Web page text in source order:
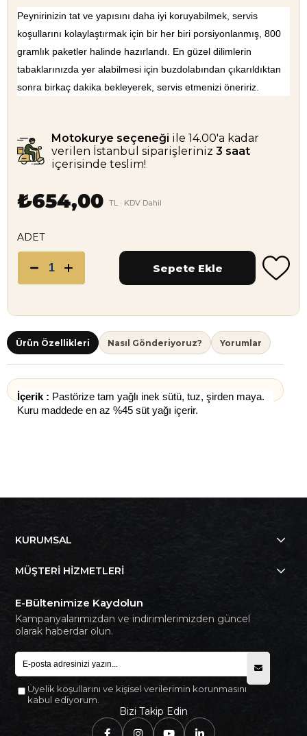
Motokurye seçeneği ile 14.00'a kadar
verilen İstanbul siparişleriniz 3 saat
içerisinde teslim!
₺654,00 TL · KDV Dahil
Peynirinizin tat ve yapısını daha iyi koruyabilmek, servis
koşullarını kolaylaştırmak için bir her biri porsiyonlanmış, 800
gramlık paketler halinde hazırlandı. En güzel dilimlerin
tabaklarınızda yer alabilmesi için buzdolabından çıkarıldıktan
sonra birkaç dakika bekleyerek, servis etmenizi öneririz.
ADET
Ürün Özellikleri Nasıl Gönderiyoruz? Yorumlar
İçerik : Pastörize tam yağlı inek sütü, tuz, şirden maya.
Kuru maddede en az %45 süt yağı içerir.
KURUMSAL
MÜŞTERİ HİZMETLERİ
E-Bültenimize Kaydolun
Kampanyalarımızdan ve indirimlerimizden güncel
olarak haberdar olun.
Üyelik koşullarını ve kişisel verilerimin korunmasını
kabul ediyorum.
Bizi Takip Edin